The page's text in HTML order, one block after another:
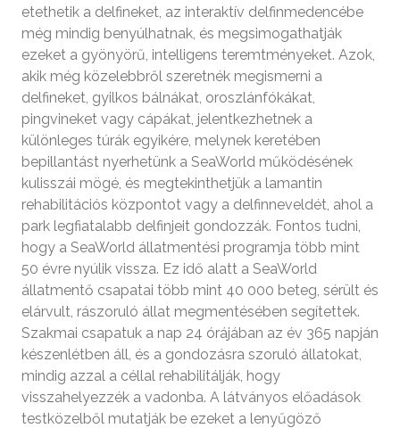
etethetik a delfineket, az interaktív delfinmedencébe
még mindig benyúlhatnak, és megsimogathatják
ezeket a gyönyörű, intelligens teremtményeket. Azok,
akik még közelebbről szeretnék megismerni a
delfineket, gyilkos bálnákat, oroszlánfókákat,
pingvineket vagy cápákat, jelentkezhetnek a
különleges túrák egyikére, melynek keretében
bepillantást nyerhetünk a SeaWorld működésének
kulisszái mögé, és megtekinthetjük a lamantin
rehabilitációs központot vagy a delfinneveldét, ahol a
park legfiatalabb delfinjeit gondozzák. Fontos tudni,
hogy a SeaWorld állatmentési programja több mint
50 évre nyúlik vissza. Ez idő alatt a SeaWorld
állatmentő csapatai több mint 40 000 beteg, sérült és
elárvult, rászoruló állat megmentésében segítettek.
Szakmai csapatuk a nap 24 órájában az év 365 napján
készenlétben áll, és a gondozásra szoruló állatokat,
mindig azzal a céllal rehabilitálják, hogy
visszahelyezzék a vadonba. A látványos előadások
testközelből mutatják be ezeket a lenyűgöző